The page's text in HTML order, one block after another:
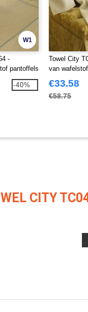
W1
-
pantoffels
-40%
Towel City
van wafelstof
€33.58
€58.75
CITY